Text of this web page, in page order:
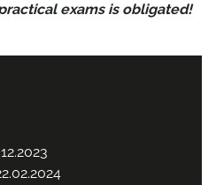
exams is obligated!